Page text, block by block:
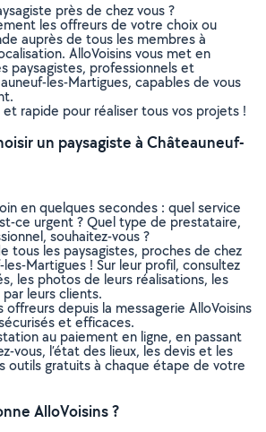
près de chez vous ?
les offreurs de votre choix ou
auprès de tous les membres à
AlloVoisins vous met en
paysagistes, professionnels et
les-Martigues, capables de vous
et rapide pour réaliser tous vos projets !
un paysagiste à Châteauneuf-
en quelques secondes : quel service
ce urgent ? Quel type de prestataire,
souhaitez-vous ?
tous les paysagistes, proches de chez
Martigues ! Sur leur profil, consultez
les photos de leurs réalisations, les
leurs clients.
offreurs depuis la messagerie AlloVoisins
et efficaces.
au paiement en ligne, en passant
vous, l’état des lieux, les devis et les
outils gratuits à chaque étape de votre
AlloVoisins ?